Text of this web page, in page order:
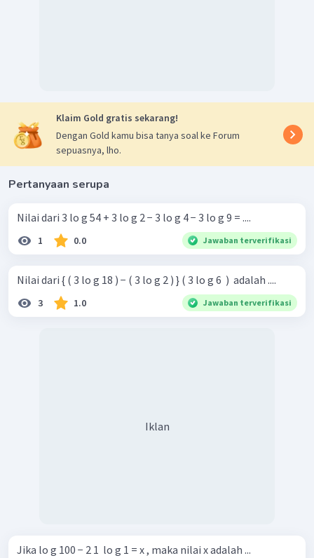
Klaim Gold gratis sekarang!
Dengan Gold kamu bisa tanya soal ke Forum
sepuasnya, lho.
Pertanyaan serupa
Nilai dari 3 lo g 54 + 3 lo g 2 − 3 lo g 4 − 3 lo g 9 = ....
1 0.0 Jawaban terverifikasi
Nilai dari { ( 3 lo g 18 ) − ( 3 lo g 2 ) } ( 3 lo g 6 ​ ) ​ adalah ....
3 1.0 Jawaban terverifikasi
Iklan
Jika lo g 100 − 2 1 ​ lo g 1 = x , maka nilai x adalah ...